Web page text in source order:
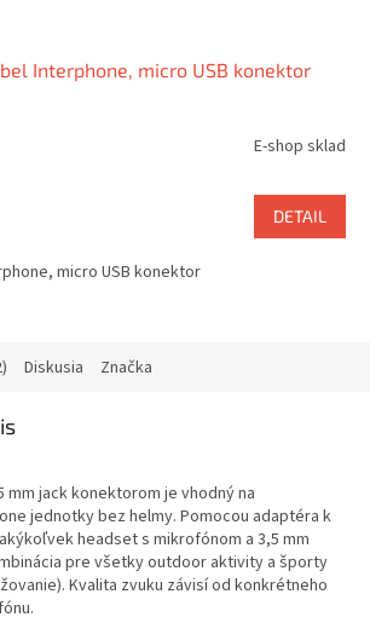
Interphone, micro USB konektor
E-shop sklad
DETAIL
micro USB konektor
Diskusia Značka
mm jack konektorom je vhodný na
jednotky bez helmy. Pomocou adaptéra k
headset s mikrofónom a 3,5 mm
pre všetky outdoor aktivity a športy
Kvalita zvuku závisí od konkrétneho